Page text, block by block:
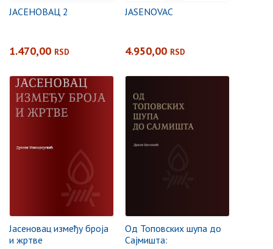
ЈАСЕНОВАЦ 2
1.470,00 RSD
JASENOVAC
4.950,00 RSD
Јасеновац између броја
и жртве
Од Топовских шупа до
Сајмишта: